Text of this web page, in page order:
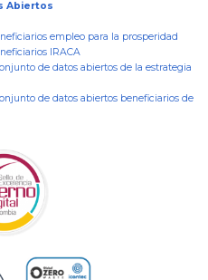
Abiertos
empleo para la prosperidad
IRACA
de datos abiertos de la estrategia
de datos abiertos beneficiarios de